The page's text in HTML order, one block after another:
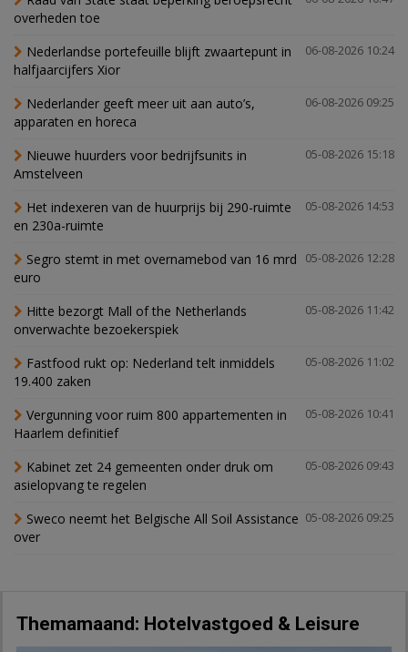
overheden toe
06-08-2026 10:24
Nederlandse portefeuille blijft zwaartepunt in
halfjaarcijfers Xior
06-08-2026 09:25
Nederlander geeft meer uit aan auto’s,
apparaten en horeca
05-08-2026 15:18
Nieuwe huurders voor bedrijfsunits in
Amstelveen
05-08-2026 14:53
Het indexeren van de huurprijs bij 290-ruimte
en 230a-ruimte
05-08-2026 12:28
Segro stemt in met overnamebod van 16 mrd
euro
05-08-2026 11:42
Hitte bezorgt Mall of the Netherlands
onverwachte bezoekerspiek
05-08-2026 11:02
Fastfood rukt op: Nederland telt inmiddels
19.400 zaken
05-08-2026 10:41
Vergunning voor ruim 800 appartementen in
Haarlem definitief
05-08-2026 09:43
Kabinet zet 24 gemeenten onder druk om
asielopvang te regelen
05-08-2026 09:25
Sweco neemt het Belgische All Soil Assistance
over
Themamaand: Hotelvastgoed & Leisure